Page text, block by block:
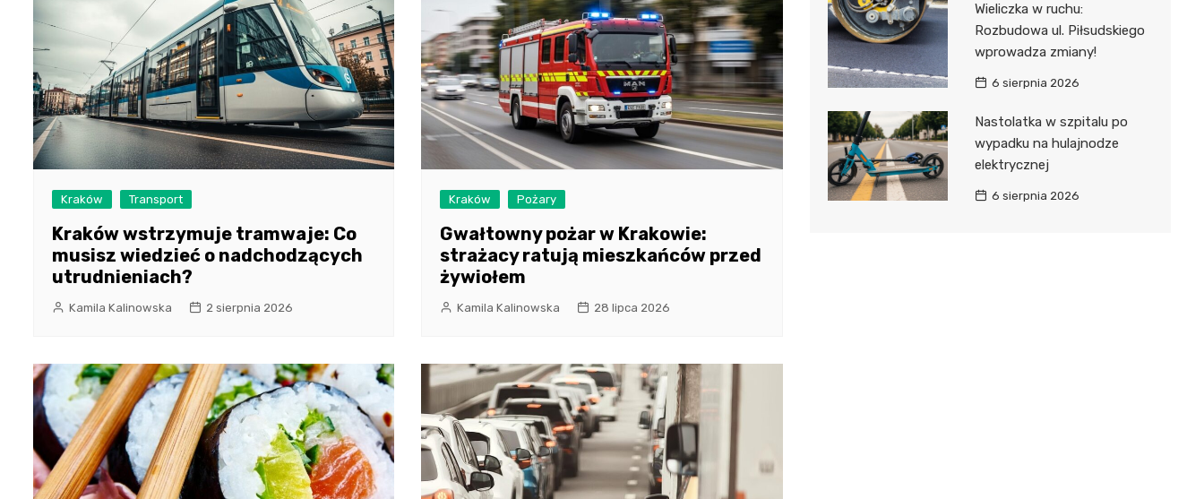
Kraków Transport
Kraków wstrzymuje tramwaje: Co
musisz wiedzieć o nadchodzących
utrudnieniach?
Kamila Kalinowska 2 sierpnia 2026
Kraków Pożary
Gwałtowny pożar w Krakowie:
strażacy ratują mieszkańców przed
żywiołem
Kamila Kalinowska 28 lipca 2026
Wieliczka w ruchu:
Rozbudowa ul. Piłsudskiego
wprowadza zmiany!
6 sierpnia 2026
Nastolatka w szpitalu po
wypadku na hulajnodze
elektrycznej
6 sierpnia 2026